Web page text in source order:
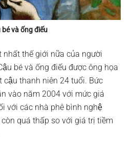
bé và ống điếu
thế giới nữa của người
bé và ống điếu được ông họa
cậu thanh niên 24 tuổi. Bức
vào năm 2004 với mức giá
với các nhà phê bình nghệ
quá thấp so với giá trị tiềm